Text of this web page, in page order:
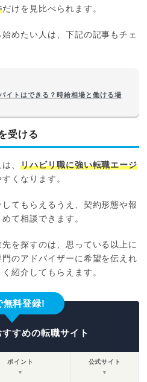
だけを見比べられます。
めたい人は、下記の記事もチェ
イトはできる？時給相場と働ける場
受ける
、 リハビリ職に強い転職エージ
くなります。
てもらえるうえ、契約形態や報
て相談できます。
を探すのは、思っている以上に
のアドバイザーに希望を伝えれ
紹介してもらえます。
無料登録!
すめの転職サイト
ポイント
▼
公式サイト
▼